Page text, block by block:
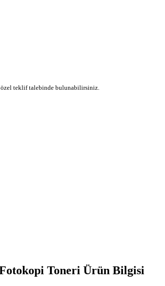
teklif talebinde bulunabilirsiniz.
Toneri Ürün Bilgisi